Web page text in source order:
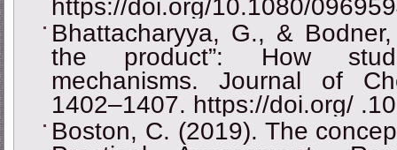
https://doi.org/10.1080/
Bhattacharyya, G., &
the product”: How
mechanisms. Journal of
1402–1407. https://doi.org/
Boston, C. (2019). The